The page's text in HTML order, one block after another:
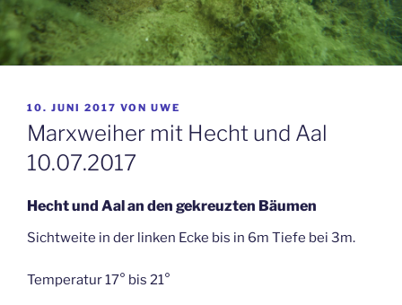
VERÖFFENTLICHT
AM
10. JUNI 2017 VON UWE
Marxweiher mit Hecht und Aal
10.07.2017
Hecht und Aal an den gekreuzten Bäumen
Sichtweite in der linken Ecke bis in 6m Tiefe bei 3m.
Temperatur 17° bis 21°